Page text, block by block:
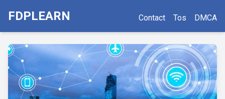
FDPLEARN Contact Tos DMCA